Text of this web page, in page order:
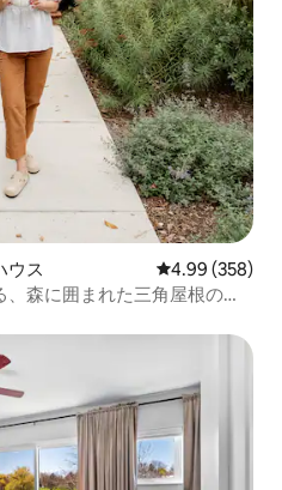
ウス レビュー358
4.99 (358)
森に囲まれた三角屋根の隠